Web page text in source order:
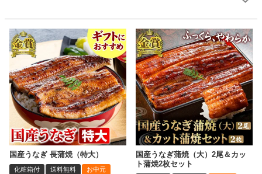
国産うなぎ 長蒲焼（特大）
化粧箱付 送料無料 お中元
国産うなぎ蒲焼（大）2尾＆カッ
ト蒲焼2枚セット